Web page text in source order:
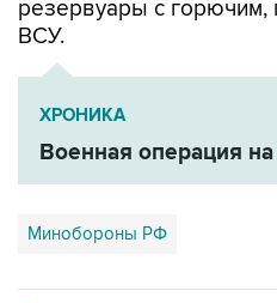
резервуары с горючим,
ВСУ.
ХРОНИКА
Военная операция
Минобороны РФ